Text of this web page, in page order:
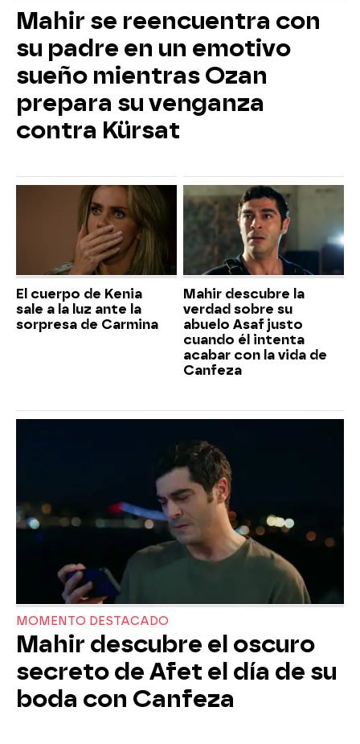
Mahir se reencuentra con
su padre en un emotivo
sueño mientras Ozan
prepara su venganza
contra Kürsat
El cuerpo de Kenia
sale a la luz ante la
sorpresa de Carmina
Mahir descubre la
verdad sobre su
abuelo Asaf justo
cuando él intenta
acabar con la vida de
Canfeza
MOMENTO DESTACADO
Mahir descubre el oscuro
secreto de Afet el día de su
boda con Canfeza